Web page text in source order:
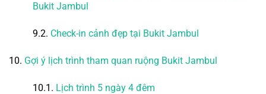
Bukit Jambul
9.2. Check-in cảnh đẹp tại Bukit Jambul
10. Gợi ý lịch trình tham quan ruộng Bukit Jambul
10.1. Lịch trình 5 ngày 4 đêm